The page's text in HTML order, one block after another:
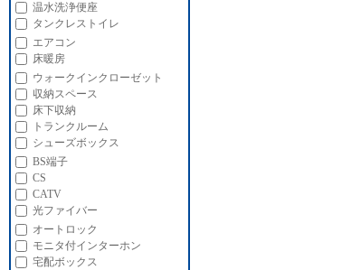
温水洗浄便座
タンクレストイレ
エアコン
床暖房
ウォークインクローゼット
収納スペース
床下収納
トランクルーム
シューズボックス
BS端子
CS
CATV
光ファイバー
オートロック
モニタ付インターホン
宅配ボックス